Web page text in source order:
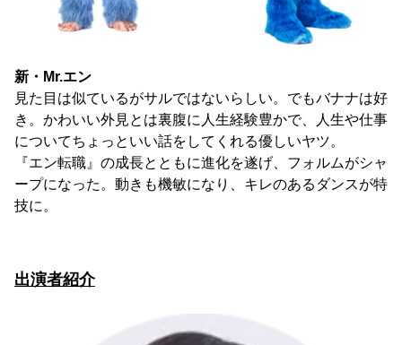
新・Mr.エン
見た目は似ているがサルではないらしい。でもバナナは好
き。かわいい外見とは裏腹に人生経験豊かで、人生や仕事
についてちょっといい話をしてくれる優しいヤツ。
『エン転職』の成長とともに進化を遂げ、フォルムがシャ
ープになった。動きも機敏になり、キレのあるダンスが特
技に。
出演者紹介